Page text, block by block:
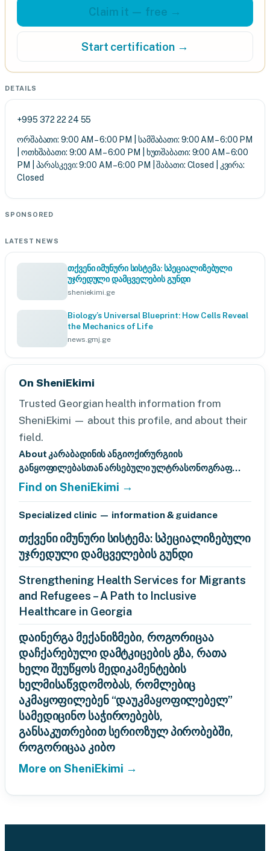
Claim it — free →
Start certification →
DETAILS
+995 372 22 24 55
ორშაბათი: 9:00 AM – 6:00 PM | სამშაბათი: 9:00 AM – 6:00 PM
| ოთხშაბათი: 9:00 AM – 6:00 PM | ხუთშაბათი: 9:00 AM – 6:00
PM | პარასკევი: 9:00 AM – 6:00 PM | შაბათი: Closed | კვირა:
Closed
SPONSORED
LATEST NEWS
თქვენი იმუნური სისტემა: სპეციალიზებული
უჯრედული დამცველების გუნდი
sheniekimi.ge
Biology’s Universal Blueprint: How Cells Reveal
the Mechanics of Life
news.gmj.ge
On SheniEkimi
Trusted Georgian health information from
SheniEkimi — about this profile, and about their
field.
About კარაბადინის ანგიოქირურგიის
განყოფილებასთან არსებული ულტრასონოგრაფ...
Find on SheniEkimi →
Specialized clinic — information & guidance
თქვენი იმუნური სისტემა: სპეციალიზებული
უჯრედული დამცველების გუნდი
Strengthening Health Services for Migrants
and Refugees – A Path to Inclusive
Healthcare in Georgia
დაინერგა მექანიზმები, როგორიცაა
დაჩქარებული დამტკიცების გზა, რათა
ხელი შეუწყოს მედიკამენტების
ხელმისაწვდომობას, რომლებიც
აკმაყოფილებენ “დაუკმაყოფილებელ”
სამედიცინო საჭიროებებს,
განსაკუთრებით სერიოზულ პირობებში,
როგორიცაა კიბო
More on SheniEkimi →